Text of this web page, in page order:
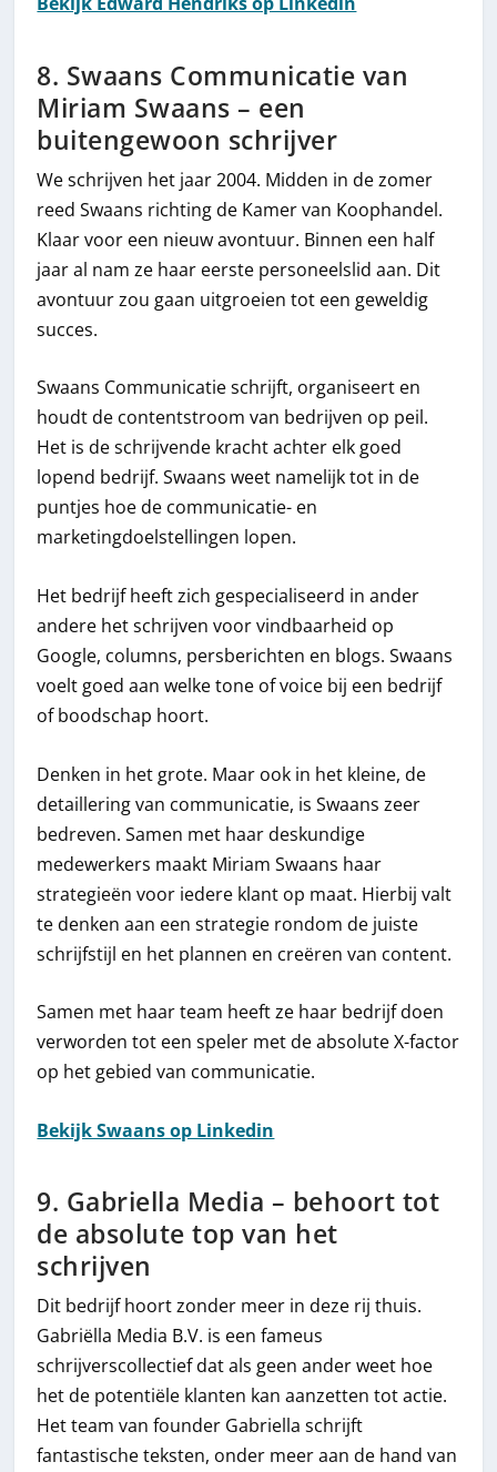
8. Swaans Communicatie van
Miriam Swaans – een
buitengewoon schrijver
We schrijven het jaar 2004. Midden in de zomer
reed Swaans richting de Kamer van Koophandel.
Klaar voor een nieuw avontuur. Binnen een half
jaar al nam ze haar eerste personeelslid aan. Dit
avontuur zou gaan uitgroeien tot een geweldig
succes.
Swaans Communicatie schrijft, organiseert en
houdt de contentstroom van bedrijven op peil.
Het is de schrijvende kracht achter elk goed
lopend bedrijf. Swaans weet namelijk tot in de
puntjes hoe de communicatie- en
marketingdoelstellingen lopen.
Het bedrijf heeft zich gespecialiseerd in ander
andere het schrijven voor vindbaarheid op
Google, columns, persberichten en blogs. Swaans
voelt goed aan welke tone of voice bij een bedrijf
of boodschap hoort.
Denken in het grote. Maar ook in het kleine, de
detaillering van communicatie, is Swaans zeer
bedreven. Samen met haar deskundige
medewerkers maakt Miriam Swaans haar
strategieën voor iedere klant op maat. Hierbij valt
te denken aan een strategie rondom de juiste
schrijfstijl en het plannen en creëren van content.
Samen met haar team heeft ze haar bedrijf doen
verworden tot een speler met de absolute X-factor
op het gebied van communicatie.
Bekijk Swaans op Linkedin
9. Gabriella Media – behoort tot
de absolute top van het
schrijven
Dit bedrijf hoort zonder meer in deze rij thuis.
Gabriëlla Media B.V. is een fameus
schrijverscollectief dat als geen ander weet hoe
het de potentiële klanten kan aanzetten tot actie.
Het team van founder Gabriella schrijft
fantastische teksten, onder meer aan de hand van